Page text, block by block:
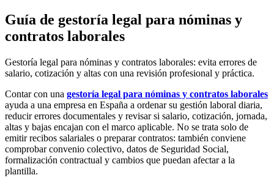
Guía de gestoría legal para nóminas y
contratos laborales
Gestoría legal para nóminas y contratos laborales: evita errores de
salario, cotización y altas con una revisión profesional y práctica.
Contar con una gestoría legal para nóminas y contratos laborales
ayuda a una empresa en España a ordenar su gestión laboral diaria,
reducir errores documentales y revisar si salario, cotización, jornada,
altas y bajas encajan con el marco aplicable. No se trata solo de
emitir recibos salariales o preparar contratos: también conviene
comprobar convenio colectivo, datos de Seguridad Social,
formalización contractual y cambios que puedan afectar a la
plantilla.